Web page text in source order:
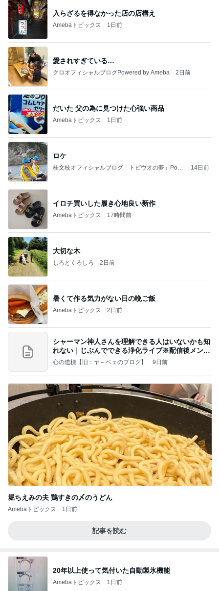
入らざるを得なかった店の店構え
Amebaトピックス 1日前
愛されすぎている…
クロオフィシャルブログPowered by Ameba 2日前
だいた 父の為に見つけた心強い商品
Amebaトピックス 1日前
ロケ
桂文枝オフィシャルブログ「トビウオの夢」Pow
14日前
イロチ買いした履き心地良い新作
Amebaトピックス 17時間前
大切な木
しろとくろしろ 2日前
暑くて作る気力がない日の晩ご飯
Amebaトピックス 2日前
シャーマン神人さんを理解できる人はいないかも知
れない｜じぶんでできる浄化ライブ※配信後メンバ
ー限
心の道標【旧：ヤ～ベェのブログ】 9日前
堀ちえみの夫 鶏すきの〆のうどん
Amebaトピックス 1日前
記事を読む
20年以上使って気付いた自動製氷機能
Amebaトピックス 1日前